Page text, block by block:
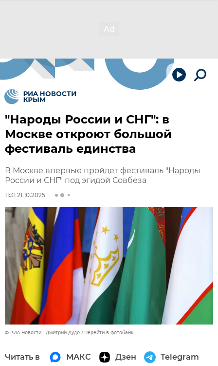
"Народы России и СНГ": в
Москве откроют большой
фестиваль единства
В Москве впервые пройдет фестиваль "Народы
России и СНГ" под эгидой Совбеза
11:31 21.10.2025
© РИА Новости . Дмитрий Дудо Перейти в фотобанк
Читать в МАКС Дзен Telegram